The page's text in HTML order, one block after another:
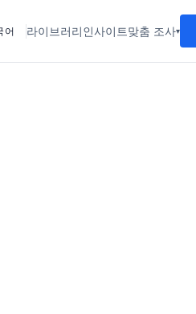
어 라이브러리인사이트맞춤 조사